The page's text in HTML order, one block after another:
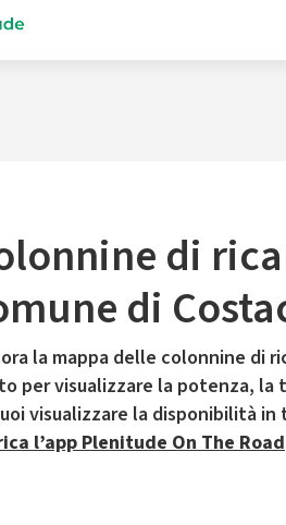
di
di
la mappa delle colonnine di
per visualizzare la potenza, la
visualizzare la disponibilità
l’app Plenitude On The Road